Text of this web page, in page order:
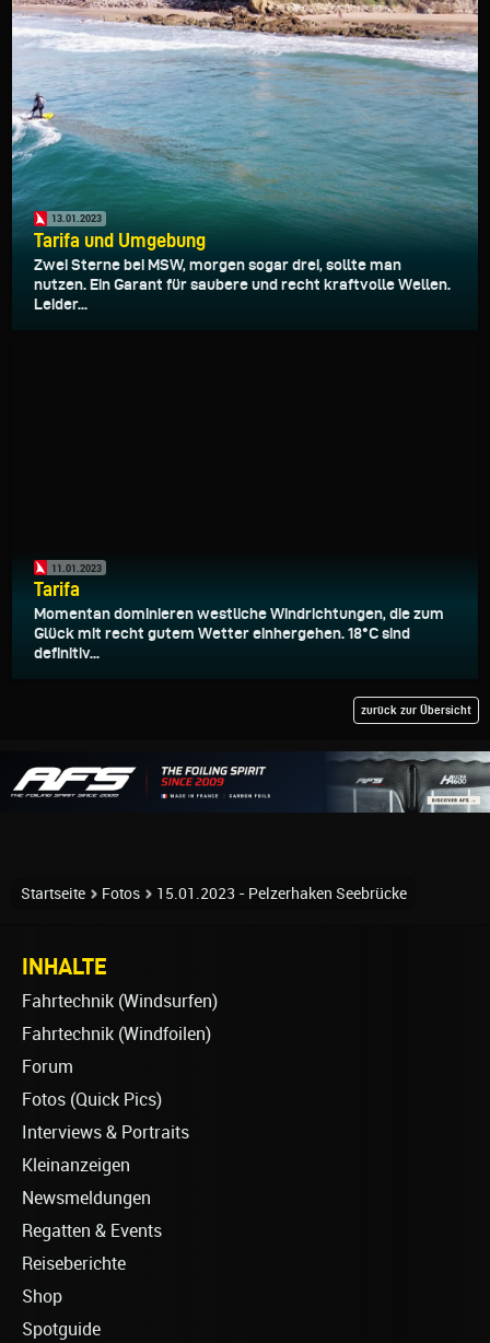
13.01.2023
Tarifa und Umgebung
Zwei Sterne bei MSW, morgen sogar drei, sollte man
nutzen. Ein Garant für saubere und recht kraftvolle Wellen.
Leider...
11.01.2023
Tarifa
Momentan dominieren westliche Windrichtungen, die zum
Glück mit recht gutem Wetter einhergehen. 18°C sind
definitiv...
zurück zur Übersicht
Startseite Fotos 15.01.2023 - Pelzerhaken Seebrücke
INHALTE
Fahrtechnik (Windsurfen)
Fahrtechnik (Windfoilen)
Forum
Fotos (Quick Pics)
Interviews & Portraits
Kleinanzeigen
Newsmeldungen
Regatten & Events
Reiseberichte
Shop
Spotguide